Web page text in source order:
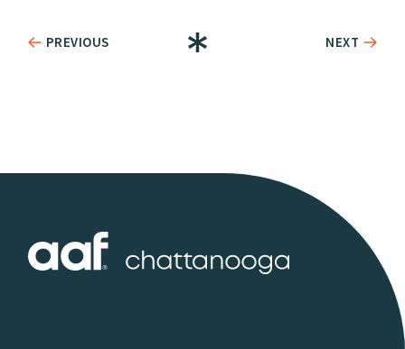
PREVIOUS NEXT